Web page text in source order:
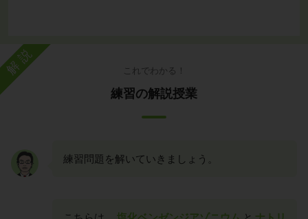
解説 これでわかる！
練習の解説授業
練習問題を解いていきましょう。